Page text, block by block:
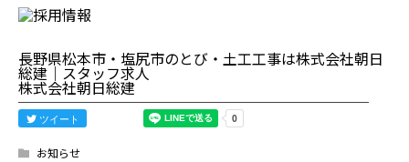
長野県松本市・塩尻市のとび・土工工事は株式会社朝日
総建｜スタッフ求人
株式会社朝日総建
────────────────────────
ツイート
お知らせ